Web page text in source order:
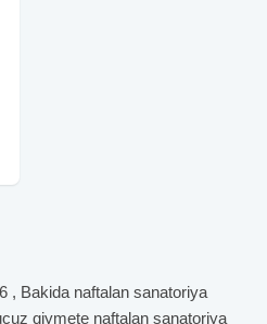
, Bakida naftalan sanatoriya
qiymete naftalan sanatoriya